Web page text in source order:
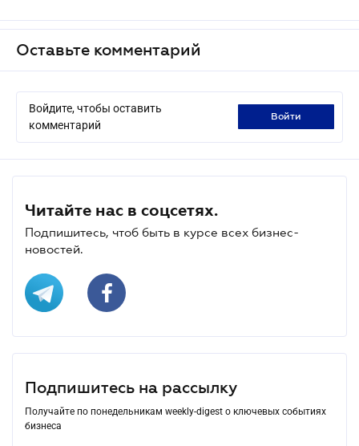
Оставьте комментарий
Войдите, чтобы оставить
комментарий
войти
Читайте нас в соцсетях.
Подпишитесь, чтоб быть в курсе всех бизнес-
новостей.
Подпишитесь на рассылку
Получайте по понедельникам weekly-digest о ключевых событиях
бизнеса